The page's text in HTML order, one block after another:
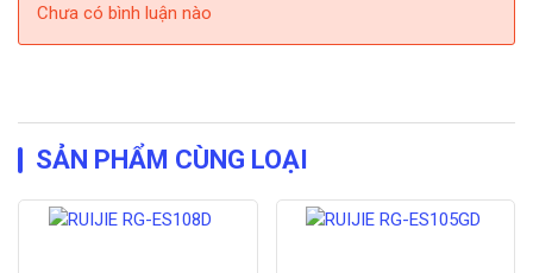
Chưa có bình luận nào
SẢN PHẨM CÙNG LOẠI